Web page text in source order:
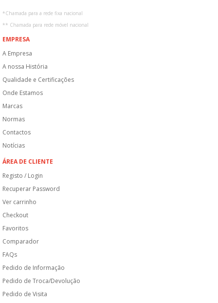
*Chamada para a rede fixa nacional
** Chamada para rede móvel nacional
EMPRESA
A Empresa
A nossa História
Qualidade e Certificações
Onde Estamos
Marcas
Normas
Contactos
Notícias
ÁREA DE CLIENTE
Registo / Login
Recuperar Password
Ver carrinho
Checkout
Favoritos
Comparador
FAQs
Pedido de Informação
Pedido de Troca/Devolução
Pedido de Visita